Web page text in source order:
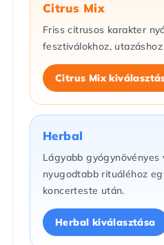
Citrus Mix
Friss citrusos karakter
fesztiválokhoz,
Citrus Mix
Herbal
Lágyabb gyógynövényes
nyugodtabb rituáléhoz
koncerteste után.
Herbal kiválasztása